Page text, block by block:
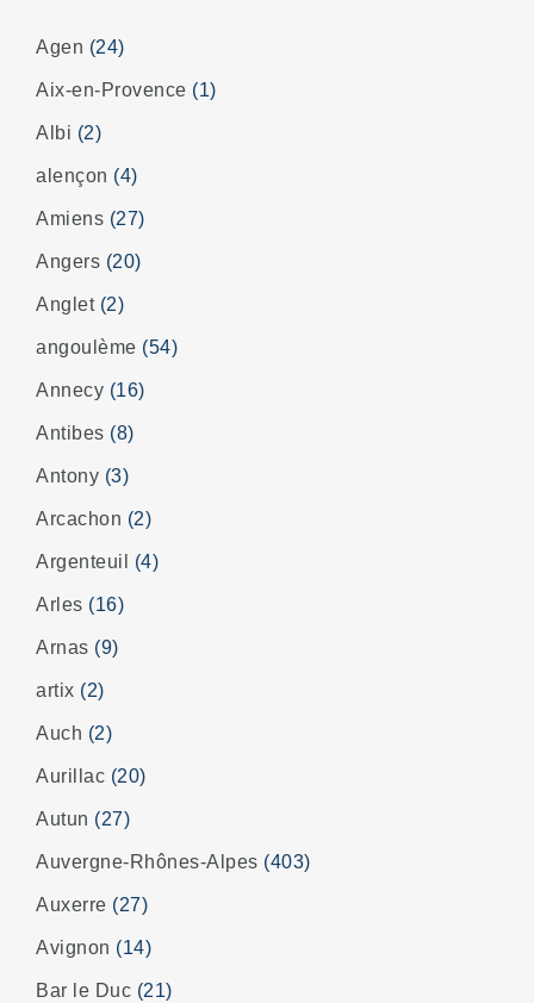
Agen (24)
Aix-en-Provence (1)
Albi (2)
alençon (4)
Amiens (27)
Angers (20)
Anglet (2)
angoulème (54)
Annecy (16)
Antibes (8)
Antony (3)
Arcachon (2)
Argenteuil (4)
Arles (16)
Arnas (9)
artix (2)
Auch (2)
Aurillac (20)
Autun (27)
Auvergne-Rhônes-Alpes (403)
Auxerre (27)
Avignon (14)
Bar le Duc (21)